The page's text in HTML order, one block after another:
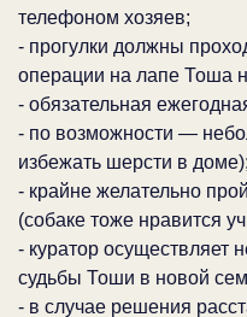
телефоном хозяев;
- прогулки должны
операции на лапе Тоша
- обязательная
- по возможности —
избежать шерсти в доме);
- крайне желательно
(собаке тоже нравится
- куратор осуществляет
судьбы Тоши в новой
- в случае решения